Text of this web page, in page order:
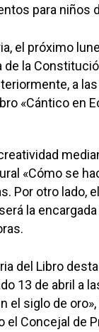
para niños
el próximo
la
a
«Cántico en
«Cómo se
Por otro lado,
será la
del Libro
13 de abril a
el siglo de
el Concejal de